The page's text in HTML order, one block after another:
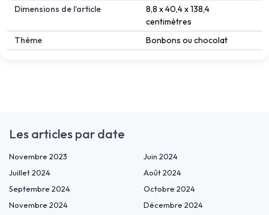
Dimensions de l’article
8,8 x 40,4 x 138,4
centimètres
Thème
Bonbons ou chocolat
Les articles par date
Novembre 2023
Juin 2024
Juillet 2024
Août 2024
Septembre 2024
Octobre 2024
Novembre 2024
Décembre 2024